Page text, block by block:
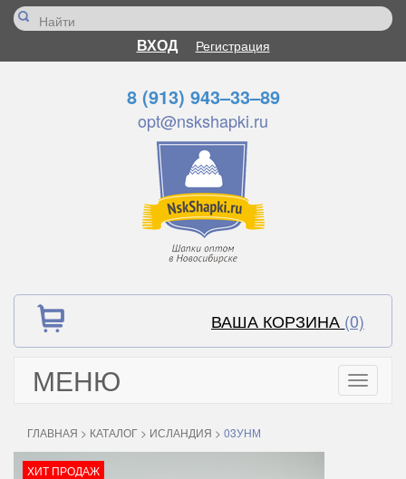
ВХОД Регистрация
8 (913) 943–33–89
opt@nskshapki.ru
ВАША КОРЗИНА (0)
МЕНЮ
Toggle
ГЛАВНАЯ > КАТАЛОГ > ИСЛАНДИЯ > 03УНМ
ХИТ ПРОДАЖ